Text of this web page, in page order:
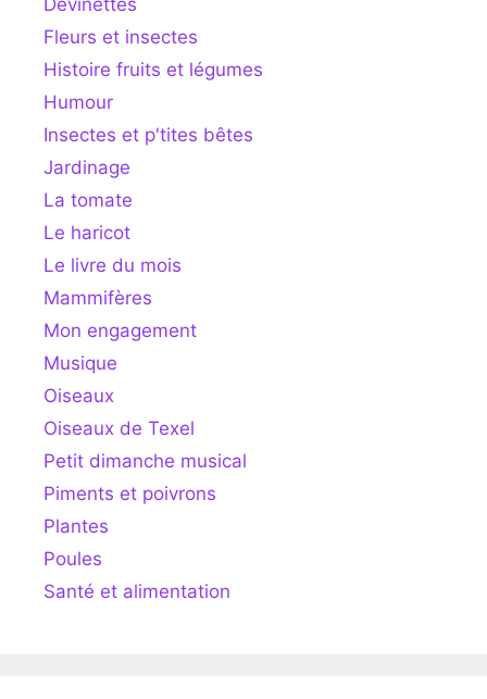
Fleurs et insectes
Histoire fruits et légumes
Humour
Insectes et p'tites bêtes
Jardinage
La tomate
Le haricot
Le livre du mois
Mammifères
Mon engagement
Musique
Oiseaux
Oiseaux de Texel
Petit dimanche musical
Piments et poivrons
Plantes
Poules
Santé et alimentation